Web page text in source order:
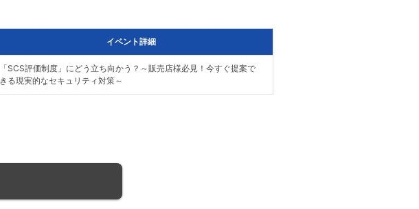
イベント詳細
「SCS評価制度」にどう立ち向かう？～販売店様必見！今すぐ提案で
きる現実的なセキュリティ対策～